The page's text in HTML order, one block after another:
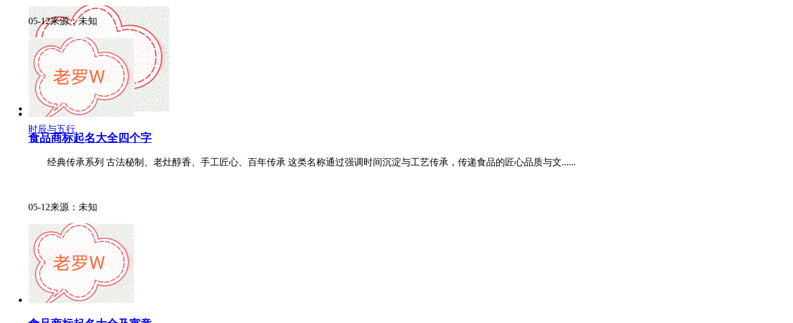
时辰与五行
05-12来源：未知
食品商标起名大全四个字
经典传承系列 古法秘制、老灶醇香、手工匠心、百年传承 这类名称通过强调时间沉淀与工艺传承，传递食品的匠心品质与文......
05-12来源：未知